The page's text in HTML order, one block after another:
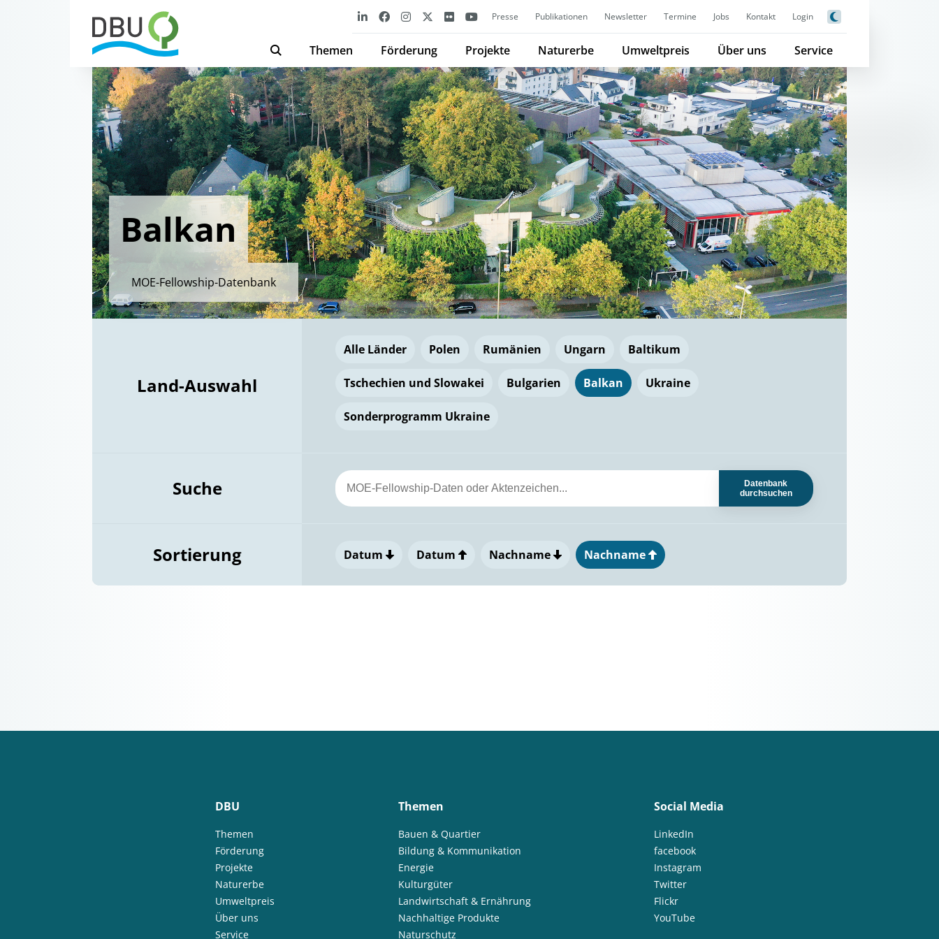
Presse Publikationen Newsletter Termine Jobs Kontakt Login
Themen Förderung Projekte Naturerbe Umweltpreis Über uns Service
Balkan
MOE-Fellowship-Datenbank
Land-Auswahl
Alle Länder Polen Rumänien Ungarn Baltikum
Tschechien und Slowakei Bulgarien Balkan Ukraine
Sonderprogramm Ukraine
Suche
Datenbank
durchsuchen
Sortierung Datum Datum Nachname Nachname
DBU
Themen
Förderung
Projekte
Naturerbe
Umweltpreis
Über uns
Service
Themen
Bauen & Quartier
Bildung & Kommunikation
Energie
Kulturgüter
Landwirtschaft & Ernährung
Nachhaltige Produkte
Naturschutz
Social Media
LinkedIn
facebook
Instagram
Twitter
Flickr
YouTube